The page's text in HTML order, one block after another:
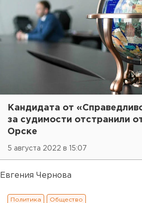
Кандидата от
за судимости отстранили
Орске
5 августа 2022 в 15:07
Евгения Чернова
Политика Общество